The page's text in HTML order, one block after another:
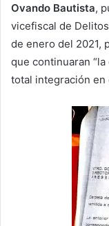
Ovando Bautista,
vicefiscal de
de enero del 2021,
que continuaran
total integración en